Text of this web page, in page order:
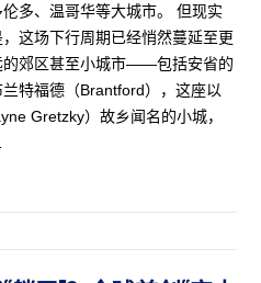
伦多、温哥华等大城市。 但现实
，这场下行周期已经悄然蔓延至更
的郊区甚至小城市——包括安省的
兰特福德（Brantford），这座以
Gretzky）故乡闻名的小城，